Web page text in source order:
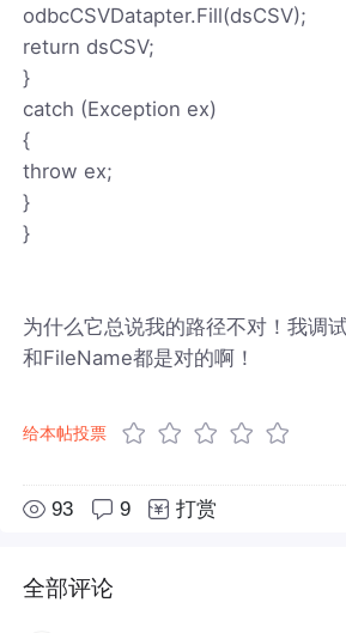
odbcCSVDatapter.Fill(dsCSV);
return dsCSV;
}
catch (Exception ex)
{
throw ex;
}
}
为什么它总说我的路径不对！我调
和FileName都是对的啊！
给本帖投票
93 9 打赏
全部评论